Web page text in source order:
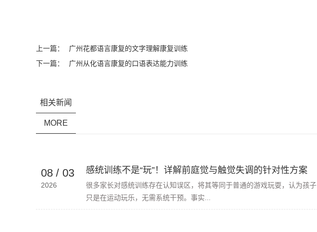
上一篇：
广州花都语言康复的文字理解康复训练
下一篇：
广州从化语言康复的口语表达能力训练
相关新闻
MORE
08 / 03
2026
感统训练不是“玩”！详解前庭觉与触觉失调的针对性方案
很多家长对感统训练存在认知误区，将其等同于普通的游戏玩耍，认为孩子
只是在运动玩乐，无需系统干预。事实...